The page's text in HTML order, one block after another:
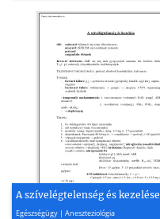
A szívelégtelenség és kezelése
Egészségügy | Aneszteziológia
2008, 2 oldal